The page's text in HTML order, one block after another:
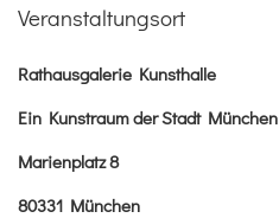
Veranstaltungsort
Rathausgalerie Kunsthalle
Ein Kunstraum der Stadt München
Marienplatz 8
80331 München